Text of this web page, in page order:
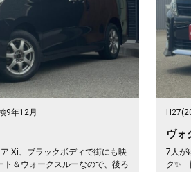
9年12月
Xi、ブラックボディで街にも映
ト＆ウォークスルーなので、後ろ
ヴォ
7人が
ク✨